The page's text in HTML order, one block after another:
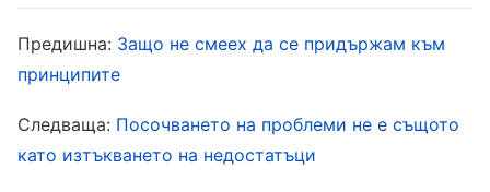
се беше заровила в ядене и работа. Почти не
тогава казваше по няколко думи. Преди,
винаги когато имаше някакви проблеми в
Предишна: Защо не смеех да се придържам към
принципите
Следваща: Посочването на проблеми не е същото
като изтъкването на недостатъци